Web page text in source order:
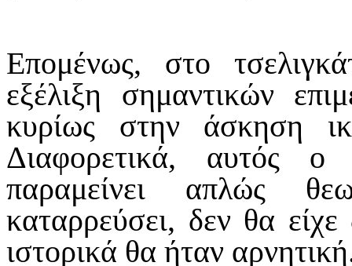
Επομένως, στο
εξέλιξη σημαντικών
κυρίως στην άσκηση
Διαφορετικά, αυτός ο
παραμείνει απλώς
καταρρεύσει, δεν θα
ιστορικά θα ήταν